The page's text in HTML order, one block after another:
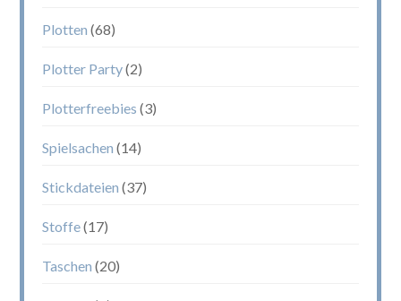
Plotten (68)
Plotter Party(2)
Plotterfreebies (3)
Spielsachen (14)
Stickdateien (37)
Stoffe(17)
Taschen (20)